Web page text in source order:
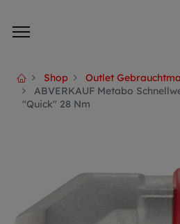
Shop
Outlet
ABVERKAUF Metabo
"Quick" 28 Nm